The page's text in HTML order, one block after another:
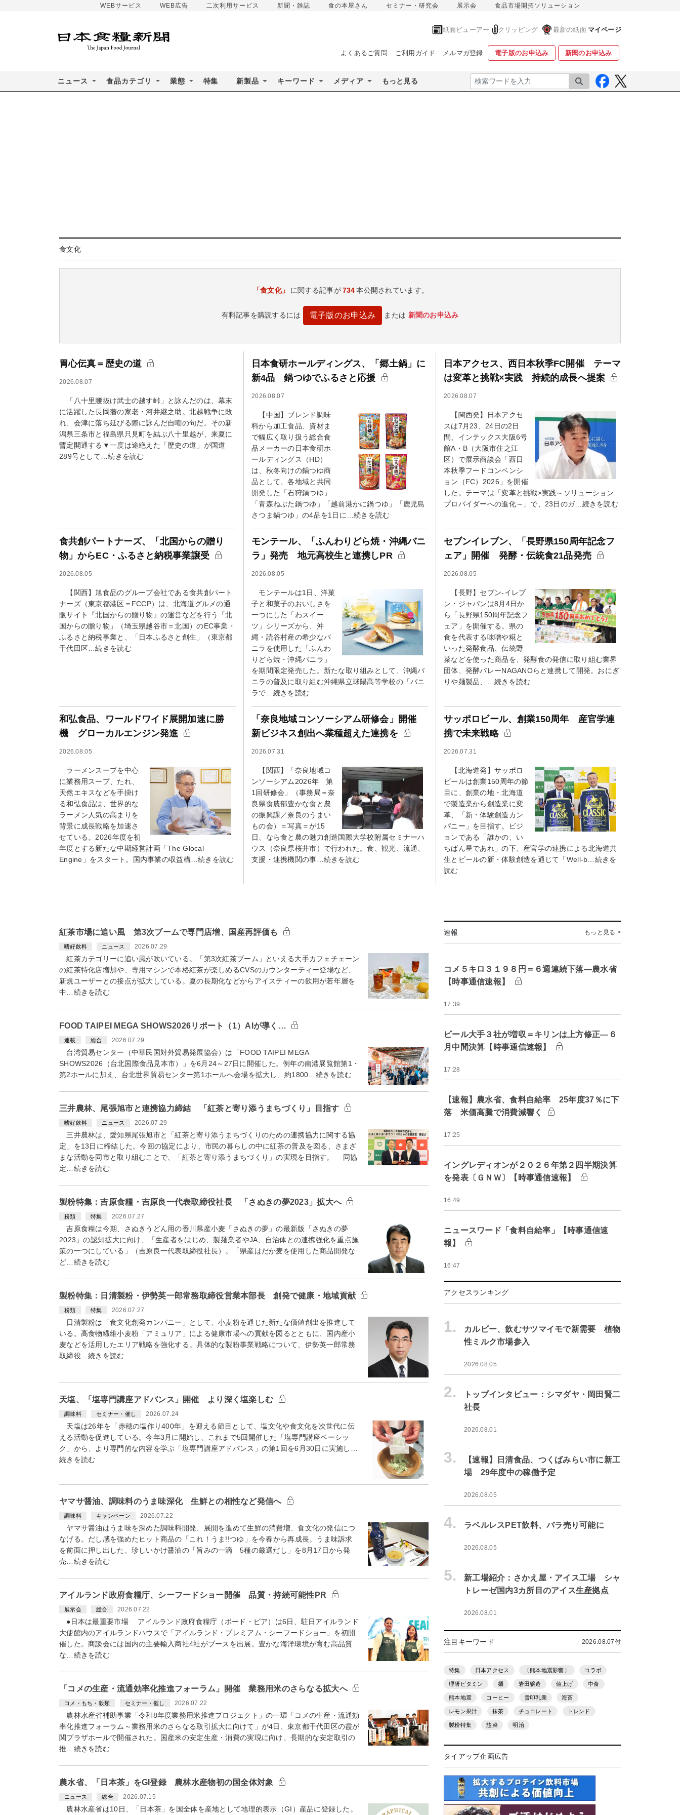
WEBサービス WEB広告 二次利用サービス 新聞・雑誌 食の本屋さん セミナー・研究会 展示会 食品市場開拓ソリューション
紙面ビューアー クリッピング 最新の紙面 マイページ
よくあるご質問 ご利用ガイド メルマガ登録 電子版のお申込み 新聞のお申込み
ニュース 食品カテゴリ 業態 特集 新製品 キーワード メディア もっと見る 検索
食文化
「食文化」 に関する記事が734 本公開されています。
有料記事を購読するには 電子版のお申込み または 新聞のお申込み
胃心伝真＝歴史の道
2026.08.07
「八十里腰抜け武士の越す峠」と詠んだのは、幕末
に活躍した長岡藩の家老・河井継之助。北越戦争に敗
れ、会津に落ち延びる際に詠んだ自嘲の句だ。その新
潟県三条市と福島県只見町を結ぶ八十里越が、来夏に
暫定開通する▼一度は途絶えた「歴史の道」が国道
289号として…続きを読む
日本食研ホールディングス、「郷土鍋」に
新4品 鍋つゆでふるさと応援
2026.08.07
【中国】ブレンド調味
料から加工食品、資材ま
で幅広く取り扱う総合食
品メーカーの日本食研ホ
ールディングス（HD）
は、秋冬向けの鍋つゆ商
品として、各地域と共同
開発した「石狩鍋つゆ」
「青森ねぶた鍋つゆ」「越前港かに鍋つゆ」「鹿児島
さつま鍋つゆ」の4品を1日に…続きを読む
日本アクセス、西日本秋季FC開催 テーマ
は変革と挑戦×実践 持続的成長へ提案
2026.08.07
【関西発】日本アクセ
スは7月23、24日の2日
間、インテックス大阪6号
館A・B（大阪市住之江
区）で展示商談会「西日
本秋季フードコンベンシ
ョン（FC）2026」を開催
した。テーマは「変革と挑戦×実践～ソリューション
プロバイダーへの進化～」で、23日のガ…続きを読む
食共創パートナーズ、「北国からの贈り
物」からEC・ふるさと納税事業譲受
2026.08.05
【関西】旭食品のグループ会社である食共創パート
ナーズ（東京都港区＝FCCP）は、北海道グルメの通
販サイト『北国からの贈り物』の運営などを行う「北
国からの贈り物」（埼玉県越谷市＝北国）のEC事業・
ふるさと納税事業と、「日本ふるさと創生」（東京都
千代田区…続きを読む
モンテール、「ふんわりどら焼・沖縄バニ
ラ」発売 地元高校生と連携しPR
2026.08.05
モンテールは1日、洋菓
子と和菓子のおいしさを
一つにした「わスイー
ツ」シリーズから、沖
縄・読谷村産の希少なバ
ニラを使用した「ふんわ
りどら焼・沖縄バニラ」
を期間限定発売した。新たな取り組みとして、沖縄バ
ニラの普及に取り組む沖縄県立球陽高等学校の「バニ
ラで…続きを読む
セブンイレブン、「長野県150周年記念フ
ェア」開催 発酵・伝統食21品発売
2026.08.05
【長野】セブン-イレブ
ン・ジャパンは8月4日か
ら「長野県150周年記念フ
ェア」を開催する。県の
食を代表する味噌や糀と
いった発酵食品、伝統野
菜などを使った商品を、発酵食の発信に取り組む業界
団体、発酵バレーNAGANOらと連携して開発。おにぎ
りや麺製品、…続きを読む
和弘食品、ワールドワイド展開加速に勝
機 グローカルエンジン発進
2026.08.05
ラーメンスープを中心
に業務用スープ、たれ、
天然エキスなどを手掛け
る和弘食品は、世界的な
ラーメン人気の高まりを
背景に成長戦略を加速さ
せている。2026年度を初
年度とする新たな中期経営計画「The Glocal
Engine」をスタート。国内事業の収益構…続きを読む
「奈良地域コンソーシアム研修会」開催
新ビジネス創出へ業種超えた連携を
2026.07.31
【関西】「奈良地域コ
ンソーシアム2026年 第
1回研修会」（事務局＝奈
良県食農部豊かな食と農
の振興課／奈良のうまい
もの会）＝写真＝が15
日、なら食と農の魅力創造国際大学校附属セミナーハ
ウス（奈良県桜井市）で行われた。食、観光、流通、
支援・連携機関の事…続きを読む
サッポロビール、創業150周年 産官学連
携で未来戦略
2026.07.31
【北海道発】サッポロ
ビールは創業150周年の節
目に、創業の地・北海道
で製造業から創造業に変
革、「新・体験創造カン
パニー」を目指す。ビジ
ョンである「誰かの、い
ちばん星であれ」の下、産官学の連携による北海道共
生とビールの新・体験創造を通じて「Well-b…続きを
読む
紅茶市場に追い風 第3次ブームで専門店増、国産再評価も
嗜好飲料 ニュース 2026.07.29
紅茶カテゴリーに追い風が吹いている。「第3次紅茶ブーム」といえる大手カフェチェーン
の紅茶特化店増加や、専用マシンで本格紅茶が楽しめるCVSのカウンターティー登場など、
新規ユーザーとの接点が拡大している。夏の長期化などからアイスティーの飲用が若年層を
中…続きを読む
FOOD TAIPEI MEGA SHOWS2026リポート（1）AIが導く…
連載 総合 2026.07.29
台湾貿易センター（中華民国対外貿易発展協会）は「FOOD TAIPEI MEGA
SHOWS2026（台北国際食品見本市）」を6月24～27日に開催した。例年の南港展覧館第1・
第2ホールに加え、台北世界貿易センター第1ホールへ会場を拡大し、約1800…続きを読む
三井農林、尾張旭市と連携協力締結 「紅茶と寄り添うまちづくり」目指す
嗜好飲料 ニュース 2026.07.29
三井農林は、愛知県尾張旭市と「紅茶と寄り添うまちづくりのための連携協力に関する協
定」を13日に締結した。今回の協定により、市民の暮らしの中に紅茶の普及を図る、さまざ
まな活動を同市と取り組むことで、「紅茶と寄り添うまちづくり」の実現を目指す。 同協
定…続きを読む
製粉特集：吉原食糧・吉原良一代表取締役社長 「さぬきの夢2023」拡大へ
粉類 特集 2026.07.27
吉原食糧は今期、さぬきうどん用の香川県産小麦「さぬきの夢」の最新版「さぬきの夢
2023」の認知拡大に向け、「生産者をはじめ、製麺業者やJA、自治体との連携強化を重点施
策の一つにしている」（吉原良一代表取締役社長）。「県産はだか麦を使用した商品開発な
ど…続きを読む
製粉特集：日清製粉・伊勢英一郎常務取締役営業本部長 創発で健康・地域貢献
粉類 特集 2026.07.27
日清製粉は「食文化創発カンパニー」として、小麦粉を通じた新たな価値創出を推進して
いる。高食物繊維小麦粉「アミュリア」による健康市場への貢献を図るとともに、国内産小
麦などを活用したエリア戦略を強化する。具体的な製粉事業戦略について、伊勢英一郎常務
取締役…続きを読む
天塩、「塩専門講座アドバンス」開催 より深く塩楽しむ
調味料 セミナー・催し 2026.07.24
天塩は26年を「赤穂の塩作り400年」を迎える節目として、塩文化や食文化を次世代に伝
える活動を促進している。今年3月に開始し、これまで5回開催した「塩専門講座ベーシッ
ク」から、より専門的な内容を学ぶ「塩専門講座アドバンス」の第1回を6月30日に実施し…
続きを読む
ヤマサ醤油、調味料のうま味深化 生鮮との相性など発信へ
調味料 キャンペーン 2026.07.22
ヤマサ醤油はうま味を深めた調味料開発、展開を進めて生鮮の消費増、食文化の発信につ
なげる。だし感を強めたヒット商品の「これ！うま!!つゆ」を今春から再成長。うま味訴求
を前面に押し出した、珍しいかけ醤油の「旨みの一滴 5種の厳選だし」を8月17日から発
売…続きを読む
アイルランド政府食糧庁、シーフードショー開催 品質・持続可能性PR
展示会 総合 2026.07.22
●日本は最重要市場 アイルランド政府食糧庁（ボード・ビア）は6日、駐日アイルランド
大使館内のアイルランドハウスで「アイルランド・プレミアム・シーフードショー」を初開
催した。商談会には国内の主要輸入商社4社がブースを出展。豊かな海洋環境が育む高品質
な…続きを読む
「コメの生産・流通効率化推進フォーラム」開催 業務用米のさらなる拡大へ
コメ・もち・穀類 セミナー・催し 2026.07.22
農林水産省補助事業「令和8年度業務用米推進プロジェクト」の一環「コメの生産・流通効
率化推進フォーラム～業務用米のさらなる取引拡大に向けて」が4日、東京都千代田区の霞が
関プラザホールで開催された。国産米の安定生産・消費の実現に向け、長期的な安定取引の
推…続きを読む
農水省、「日本茶」をGI登録 農林水産物初の国全体対象
ニュース 総合 2026.07.15
農林水産省は10日、「日本茶」を国全体を産地として地理的表示（GI）産品に登録した。
速報 もっと見る >
コメ５キロ３１９８円＝６週連続下落―農水省
【時事通信速報】
17:39
ビール大手３社が増収＝キリンは上方修正―６
月中間決算【時事通信速報】
17:28
【速報】農水省、食料自給率 25年度37％に下
落 米価高騰で消費減響く
17:25
イングレディオンが２０２６年第２四半期決算
を発表〔ＧＮＷ〕【時事通信速報】
16:49
ニュースワード「食料自給率」【時事通信速
報】
16:47
アクセスランキング
1.
カルビー、飲むサツマイモで新需要 植物
性ミルク市場参入
2026.08.05
2.
トップインタビュー：シマダヤ・岡田賢二
社長
2026.08.01
3.
【速報】日清食品、つくばみらい市に新工
場 29年度中の稼働予定
2026.08.05
4. ラベルレスPET飲料、バラ売り可能に
2026.08.05
5.
新工場紹介：さかえ屋・アイス工場 シャ
トレーゼ国内3カ所目のアイス生産拠点
2026.08.01
注目キーワード 2026.08.07付
特集 日本アクセス 〔熊本地震影響〕 コラボ
理研ビタミン 麺 岩田醸造 値上げ 中食
熊本地震 コーヒー 雪印乳業 海苔
レモン果汁 抹茶 チョコレート トレンド
製粉特集 惣菜 明治
タイアップ企画広告